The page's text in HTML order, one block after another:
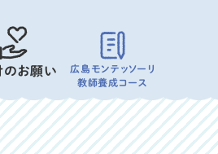
のお願い
広島モンテッソーリ
教師養成コース